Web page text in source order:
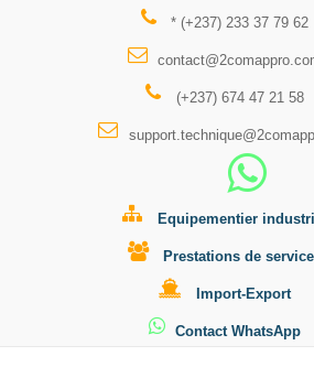
* (+237) 233 37 79 62
(+237) 674 47 21 58
Equipementier
Prestations de
Import-Export
Contact WhatsApp